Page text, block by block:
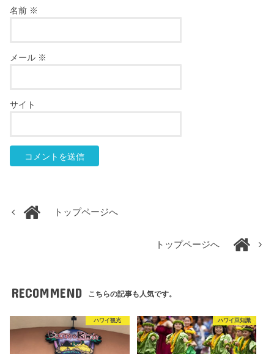
名前 ※
メール ※
サイト
トップページへ
トップページへ
RECOMMEND こちらの記事も人気です。
ハワイ観光 ハワイ豆知識